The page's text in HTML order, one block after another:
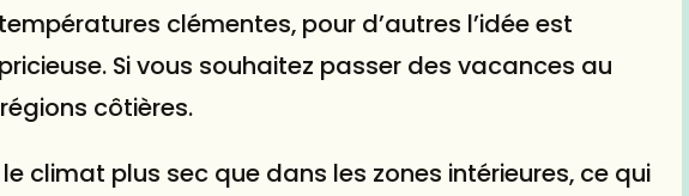
clémentes, pour d’autres l’idée est
Si vous souhaitez passer des vacances au
côtières.
climat plus sec que dans les zones intérieures, ce qui